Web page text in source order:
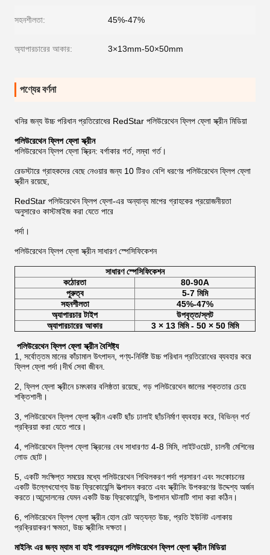
সহনশীলতা: 45%-47%
অ্যাপারচারের আকার: 3×13mm-50×50mm
পণ্যের বর্ণনা
খনির জন্য উচ্চ পরিধান প্রতিরোধের RedStar পলিউরেথেন ফ্লিপ ফ্লো স্ক্রীন মিডিয়া
পলিউরেথেন ফ্লিপ ফ্লো স্ক্রীন
পলিউরেথেন ফ্লিপ ফ্লো স্ক্রিন: বর্গাকার গর্ত, লম্বা গর্ত।
রেডস্টারে গ্রাহকদের বেছে নেওয়ার জন্য 10 টিরও বেশি ধরণের পলিউরেথেন ফ্লিপ ফ্লো
স্ক্রীন রয়েছে,
RedStar পলিউরেথেন ফ্লিপ ফ্লো-এর অন্যান্য মাপের গ্রাহকের প্রয়োজনীয়তা
অনুসারেও কাস্টমাইজ করা যেতে পারে
পর্দা।
পলিউরেথেন ফ্লিপ ফ্লো স্ক্রীন সাধারণ স্পেসিফিকেশন
সাধারণ স্পেসিফিকেশন
কঠোরতা
80-90A
পুরুত্ব
5-7 মিমি
সহনশীলতা
45%-47%
অ্যাপারচার টাইপ
উপবৃত্ত/স্লট
অ্যাপারচারের আকার
3 × 13 মিমি - 50 × 50 মিমি
পলিউরেথেন ফ্লিপ ফ্লো স্ক্রীন বৈশিষ্ট্য
1, সর্বোত্তম মানের কাঁচামাল উৎপাদন, পণ্য-নির্দিষ্ট উচ্চ পরিধান প্রতিরোধের ব্যবহার করে
ফ্লিপ ফ্লো পর্দা।দীর্ঘ সেবা জীবন.
2, ফ্লিপ ফ্লো স্ক্রীনে চমৎকার বলিষ্ঠতা রয়েছে, গড় পলিউরেথেন জালের শক্ততার চেয়ে
শক্তিশালী।
3, পলিউরেথেন ফ্লিপ ফ্লো স্ক্রীন একটি ছাঁচ ঢালাই ছাঁচনির্মাণ ব্যবহার করে, বিভিন্ন গর্ত
প্রক্রিয়া করা যেতে পারে।
4, পলিউরেথেন ফ্লিপ ফ্লো স্ক্রিনের বেধ সাধারণত 4-8 মিমি, লাইটওয়েট, চালনী মেশিনের
লোড ছোট।
5, একটি সংক্ষিপ্ত সময়ের মধ্যে পলিউরেথেন শিথিলকরণ পর্দা প্রসারণ এবং সংকোচনের
একটি উল্লেখযোগ্য উচ্চ ফ্রিকোয়েন্সি উত্পাদন করতে এবং স্ক্রীনিং উপকরণের উদ্দেশ্য অর্জন
করতে।আন্দোলনের যেমন একটি উচ্চ ফ্রিকোয়েন্সি, উপাদান ঘটনাটি গাদা করা কঠিন।
6, পলিউরেথেন ফ্লিপ ফ্লো স্ক্রীন হোল রেট অত্যন্ত উচ্চ, প্রতি ইউনিট এলাকায়
প্রক্রিয়াকরণ ক্ষমতা, উচ্চ স্ক্রীনিং দক্ষতা।
মাইনিং এর জন্য ম্যাম বা হাই পারফরমেন্স পলিউরেথেন ফ্লিপ ফ্লো স্ক্রীন মিডিয়া